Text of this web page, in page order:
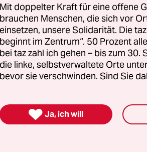
Mit doppelter Kraft für eine offene
brauchen Menschen, die sich vor
einsetzen, unsere Solidarität. Die
beginnt im Zentrum“. 50 Prozent
bei taz zahl ich gehen – bis zum
die linke, selbstverwaltete Orte
bevor sie verschwinden. Sind Sie
 Ja, ich will